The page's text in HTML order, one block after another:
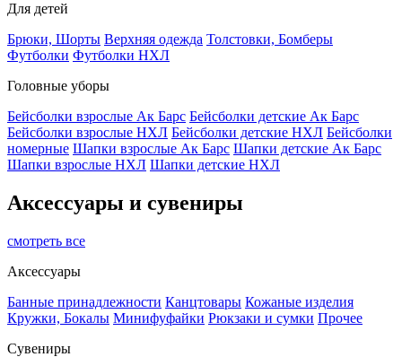
Для детей
Брюки, Шорты Верхняя одежда Толстовки, Бомберы
Футболки Футболки НХЛ
Головные уборы
Бейсболки взрослые Ак Барс Бейсболки детские Ак Барс
Бейсболки взрослые НХЛ Бейсболки детские НХЛ Бейсболки
номерные Шапки взрослые Ак Барс Шапки детские Ак Барс
Шапки взрослые НХЛ Шапки детские НХЛ
Аксессуары и сувениры
смотреть все
Аксессуары
Банные принадлежности Канцтовары Кожаные изделия
Кружки, Бокалы Минифуфайки Рюкзаки и сумки Прочее
Сувениры